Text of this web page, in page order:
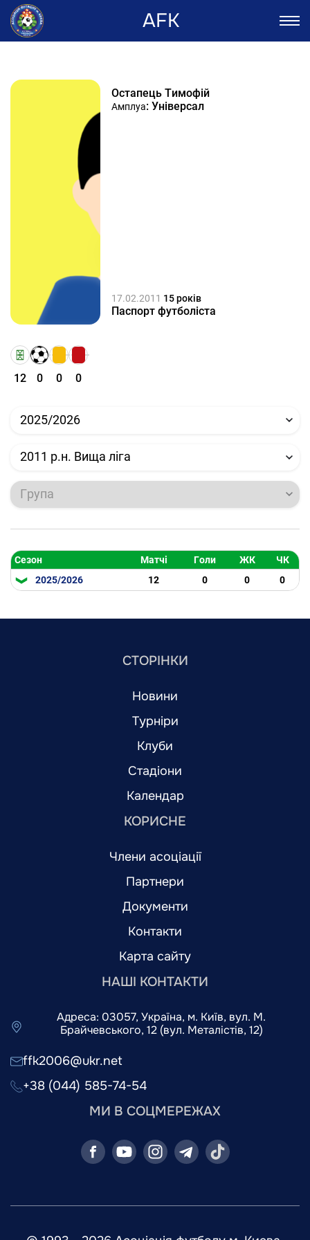
AFK
Остапець Тимофій
Амплуа: Універсал
17.02.2011 15 років
Паспорт футболіста
12 0 0 0
2025/2026
2011 р.н. Вища ліга
Група
Сезон Матчі Голи ЖК
ЧК
2025/2026
12 0 0 0
СТОРІНКИ
Новини
Турніри
Клуби
Стадіони
Календар
КОРИСНЕ
Члени асоціації
Партнери
Документи
Контакти
Карта сайту
НАШІ КОНТАКТИ
Адреса: 03057, Україна, м. Київ, вул. М.
Брайчевського, 12 (вул. Металістів, 12)
ffk2006@ukr.net
+38 (044) 585-74-54
МИ В СОЦМЕРЕЖАХ